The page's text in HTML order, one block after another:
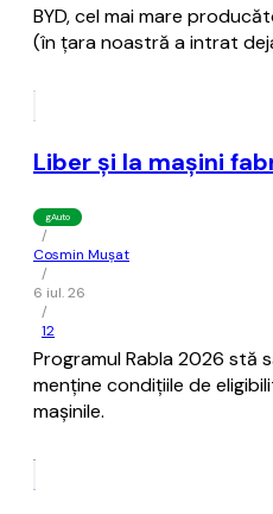
BYD, cel mai mare
(în ţara noastră a intrat
Liber şi la maşini
gAuto
/
Cosmin Mușat
/
6 iul. 26
/
12
Programul Rabla 2026 stă
menţine condiţiile de
maşinile.